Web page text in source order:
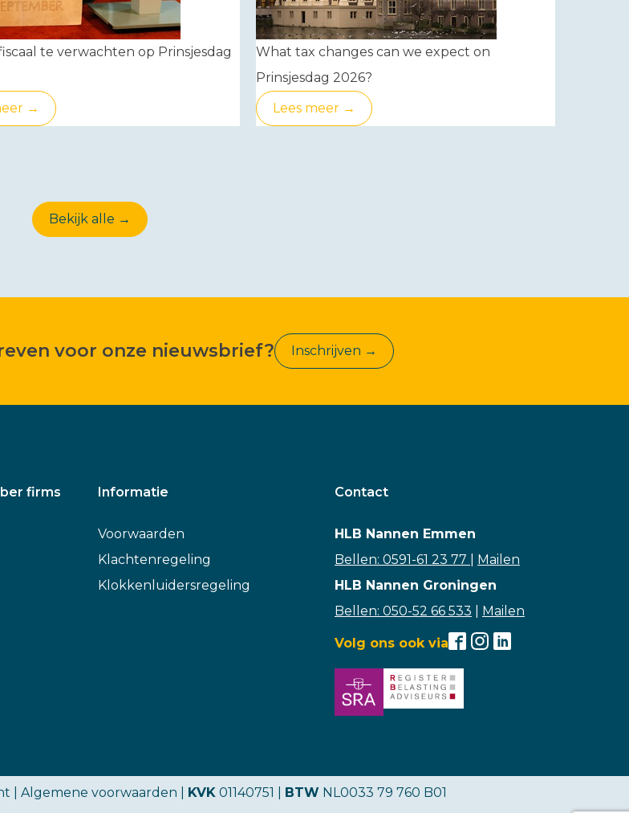
te verwachten op Prinsjesdag
→
What tax changes can we expect on
Prinsjesdag 2026?
Lees meer →
Bekijk alle →
voor onze nieuwsbrief? Inschrijven →
firms Informatie
Voorwaarden
Klachtenregeling
Klokkenluidersregeling
Contact
HLB Nannen Emmen
Bellen: 0591-61 23 77
Mailen
HLB Nannen Groningen
Bellen: 050-52 66 533
Mailen
Volg ons ook via
Algemene voorwaarden KVK 01140751 | BTW NL0033 79 760 B01